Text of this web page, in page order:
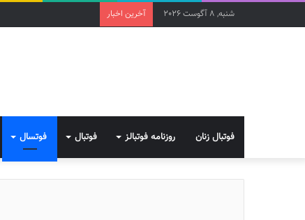
شنبه, 8 آگوست 2026 آخرین اخبار
فوتبال زنان روزنامه فوتبالز فوتبال فوتسال